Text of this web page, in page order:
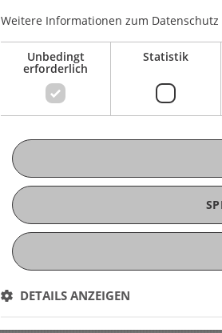
Weitere Informationen zum
Unbedingt
erforderlich
Statistik
DETAILS ANZEIGEN